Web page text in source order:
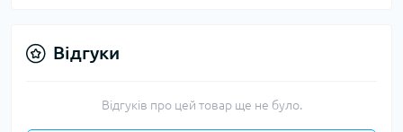
Відгуки
Відгуків про цей товар ще не було.